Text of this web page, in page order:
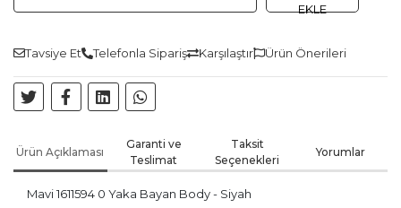
EKLE
Tavsiye Et Telefonla Sipariş Karşılaştır Ürün Önerileri
Ürün Açıklaması
Garanti ve
Teslimat
Taksit
Seçenekleri
Yorumlar
Mavi 1611594 0 Yaka Bayan Body - Siyah